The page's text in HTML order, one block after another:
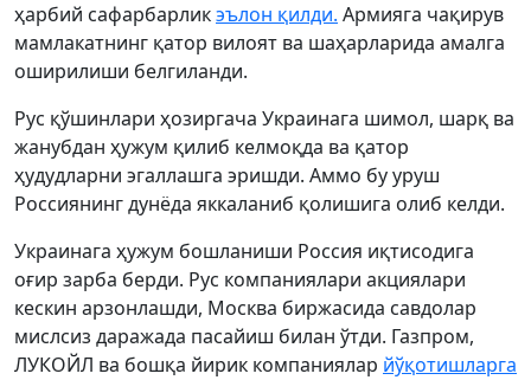
ҳарбий сафарбарликэълон қилди. Армияга чақирув
мамлакатнинг қатор вилоят ва шаҳарларида амалга
оширилиши белгиланди.
Рус қўшинлари ҳозиргача Украинага шимол, шарқ ва
жанубдан ҳужум қилиб келмоқда ва қатор
ҳудудларни эгаллашга эришди. Аммо бу уруш
Россиянинг дунёда яккаланиб қолишига олиб келди.
Украинага ҳужум бошланиши Россия иқтисодига
оғир зарба берди. Рус компаниялари акциялари
кескин арзонлашди, Москва биржасида савдолар
мислсиз даражада пасайиш билан ўтди. Газпром,
ЛУКОЙЛ ва бошқа йирик компаниялар йўқотишларга